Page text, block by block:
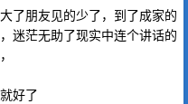
了朋友见的少了，到了成家的
迷茫无助了现实中连个讲话的
好了